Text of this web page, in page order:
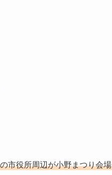
市役所周辺が小野まつり会場